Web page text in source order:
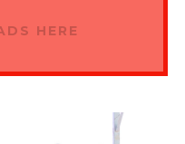
HERE